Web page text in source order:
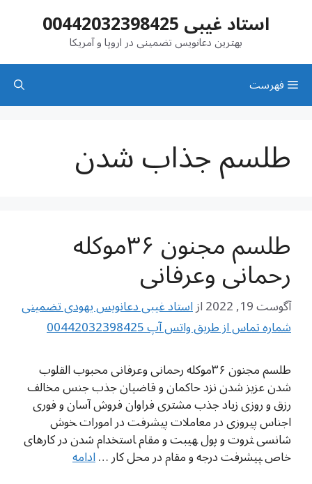
استاد غیبی 00442032398425
بهترین دعانویس تضمینی در اروپا و آمریکا
فهرست
طلسم جذاب شدن
طلسم مجنون ۳۶موکله
رحمانی وعرفانی
آگوست 19, 2022 ازاستاد غیبی دعانویس یهودی تضمینی
شماره تماس از طریق واتس آپ 00442032398425
طلسم مجنون ۳۶موکله رحمانی وعرفانی محبوب القلوب
شدن عزیز شدن نزد حاکمان و قاضیان جذب جنس مخالف
رزق و روزی زیاد جذب مشتری فراوان فروش آسان و فوری
اجناس پیروزی در معاملات پیشرفت در امورات ‍خوش
شانسی ‍ثروت و پول ‍هیبت و مقام ‍استخدام شدن در کارهای
خاص ‍پیشرفت درجه و مقام در محل کار …ادامه